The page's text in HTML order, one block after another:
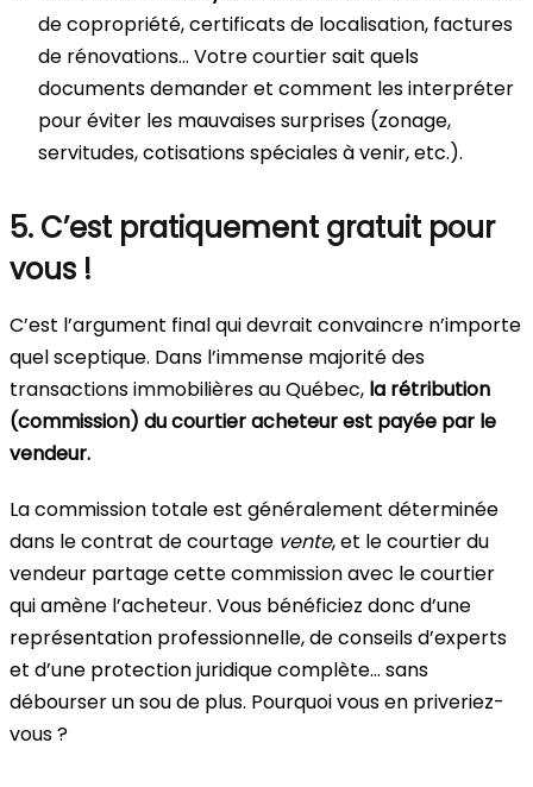
de copropriété, certificats de localisation, factures
de rénovations… Votre courtier sait quels
documents demander et comment les interpréter
pour éviter les mauvaises surprises (zonage,
servitudes, cotisations spéciales à venir, etc.).
5. C’est pratiquement gratuit pour
vous !
C’est l’argument final qui devrait convaincre n’importe
quel sceptique. Dans l’immense majorité des
transactions immobilières au Québec, la rétribution
(commission) du courtier acheteur est payée par le
vendeur.
La commission totale est généralement déterminée
dans le contrat de courtage vente, et le courtier du
vendeur partage cette commission avec le courtier
qui amène l’acheteur. Vous bénéficiez donc d’une
représentation professionnelle, de conseils d’experts
et d’une protection juridique complète… sans
débourser un sou de plus. Pourquoi vous en priveriez-
vous ?